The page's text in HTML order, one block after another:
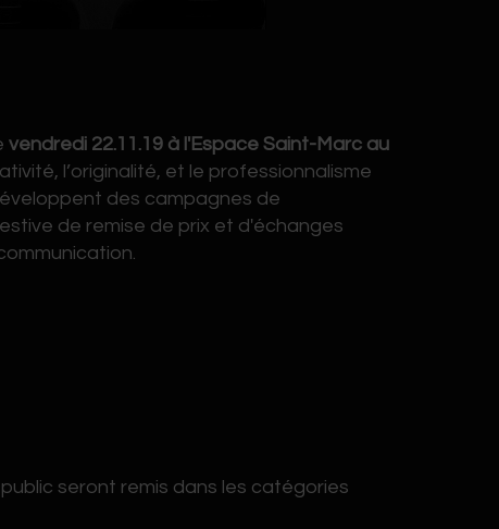
vendredi 22.11.19 à l'Espace Saint-Marc au
l’originalité, et le professionnalisme
des campagnes de
de remise de prix et d'échanges
seront remis dans les catégories